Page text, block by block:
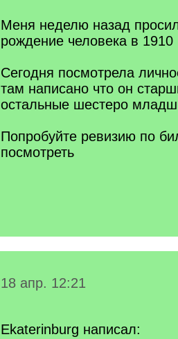
Меня неделю назад
рождение человека в 1910
Сегодня посмотрела
там написано что он
остальные шестеро
Попробуйте ревизию по
посмотреть
18 апр. 12:21
Ekaterinburg написал: